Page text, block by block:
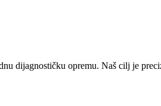
dijagnostičku opremu. Naš cilj je